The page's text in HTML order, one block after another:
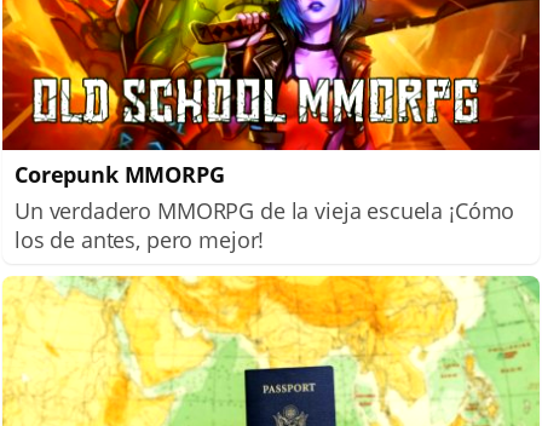
Corepunk MMORPG
Un verdadero MMORPG de la vieja escuela ¡Cómo
los de antes, pero mejor!